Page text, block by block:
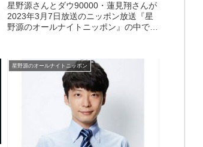
星野源さんとダウ90000・蓮見翔さんが
2023年3月7日放送のニッポン放送『星
野源のオールナイトニッポン』の中で星
星野源のオールナイトニッポン